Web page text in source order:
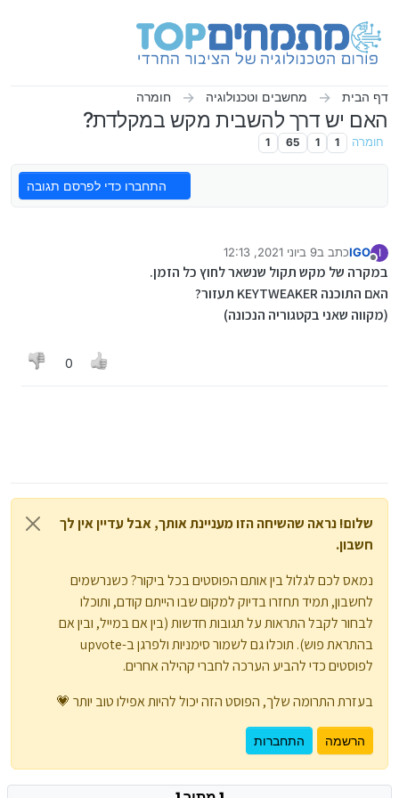
דף הבית מחשבים וטכנולוגיה חומרה
האם יש דרך להשבית מקש במקלדת?
חומרה 1
1
65
1
התחברו כדי לפרסם תגובה
I
IGOכתב ב9 ביוני 2021, 12:13
נערך לאחרונה על ידי
במקרה של מקש תקול שנשאר לחוץ כל הזמן.
האם התוכנה KEYTWEAKER תעזור?
(מקווה שאני בקטגוריה הנכונה)
0
שלום! נראה שהשיחה הזו מעניינת אותך, אבל עדיין אין לך
חשבון.
נמאס לכם לגלול בין אותם הפוסטים בכל ביקור? כשנרשמים
לחשבון, תמיד תחזרו בדיוק למקום שבו הייתם קודם, ותוכלו
לבחור לקבל התראות על תגובות חדשות (בין אם במייל, ובין אם
בהתראת פוש). תוכלו גם לשמור סימניות ולפרגן ב-upvote
לפוסטים כדי להביע הערכה לחברי קהילה אחרים.
בעזרת התרומה שלך, הפוסט הזה יכול להיות אפילו טוב יותר 💗
הרשמה התחברות